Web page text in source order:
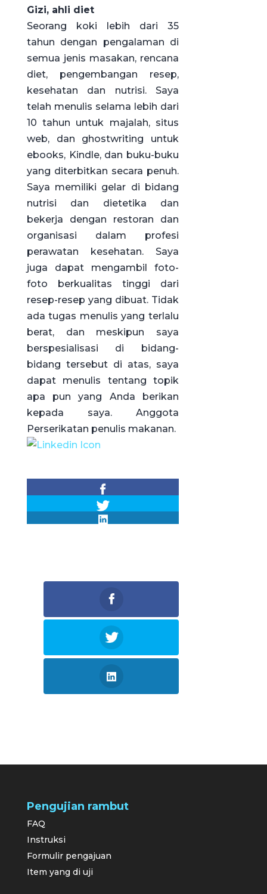
Gizi, ahli diet
Seorang koki lebih dari 35
tahun dengan pengalaman di
semua jenis masakan, rencana
diet, pengembangan resep,
kesehatan dan nutrisi. Saya
telah menulis selama lebih dari
10 tahun untuk majalah, situs
web, dan ghostwriting untuk
ebooks, Kindle, dan buku-buku
yang diterbitkan secara penuh.
Saya memiliki gelar di bidang
nutrisi dan dietetika dan
bekerja dengan restoran dan
organisasi dalam profesi
perawatan kesehatan. Saya
juga dapat mengambil foto-
foto berkualitas tinggi dari
resep-resep yang dibuat. Tidak
ada tugas menulis yang terlalu
berat, dan meskipun saya
berspesialisasi di bidang-
bidang tersebut di atas, saya
dapat menulis tentang topik
apa pun yang Anda berikan
kepada saya. Anggota
Perserikatan penulis makanan.
Pengujian rambut
FAQ
Instruksi
Formulir pengajuan
Item yang di uji